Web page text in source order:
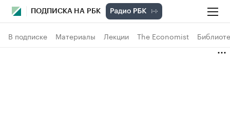
ПОДПИСКА НА РБК
В подписке Материалы Лекции The Economist